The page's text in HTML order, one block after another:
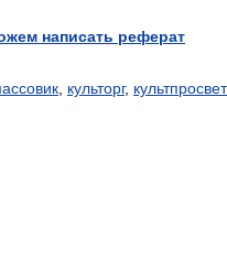
написать реферат
культорг,